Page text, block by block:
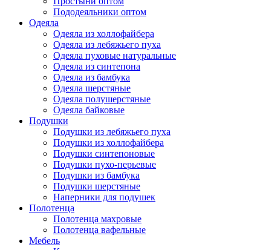
Пододеяльники оптом
Одеяла
Одеяла из холлофайбера
Одеяла из лебяжьего пуха
Одеяла пуховые натуральные
Одеяла из синтепона
Одеяла из бамбука
Одеяла шерстяные
Одеяла полушерстяные
Одеяла байковые
Подушки
Подушки из лебяжьего пуха
Подушки из холлофайбера
Подушки синтепоновые
Подушки пухо-перьевые
Подушки из бамбука
Подушки шерстяные
Наперники для подушек
Полотенца
Полотенца махровые
Полотенца вафельные
Мебель